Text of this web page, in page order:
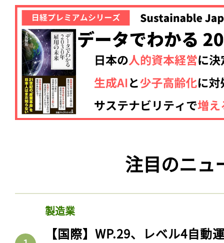
注目のニュ
製造業
【国際】WP.29、レベル4自動